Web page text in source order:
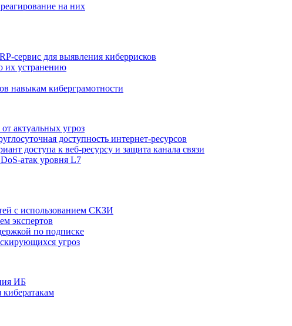
на них
сервис для выявления киберрисков
их устранению
навыкам киберграмотности
актуальных угроз
доступность интернет-ресурсов
доступа к веб‑ресурсу и защита канала связи
уровня L7
с использованием СКЗИ
экспертов
по подписке
угроз
ИБ
кибератакам